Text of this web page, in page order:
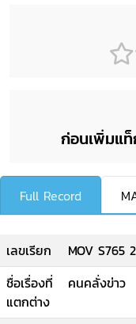
ก่อนเพิ่มแ
Full Record
เลขเรียก
MOV S765
ชื่อเรื่องที่
แตกต่าง
คนคลั่งข่าว